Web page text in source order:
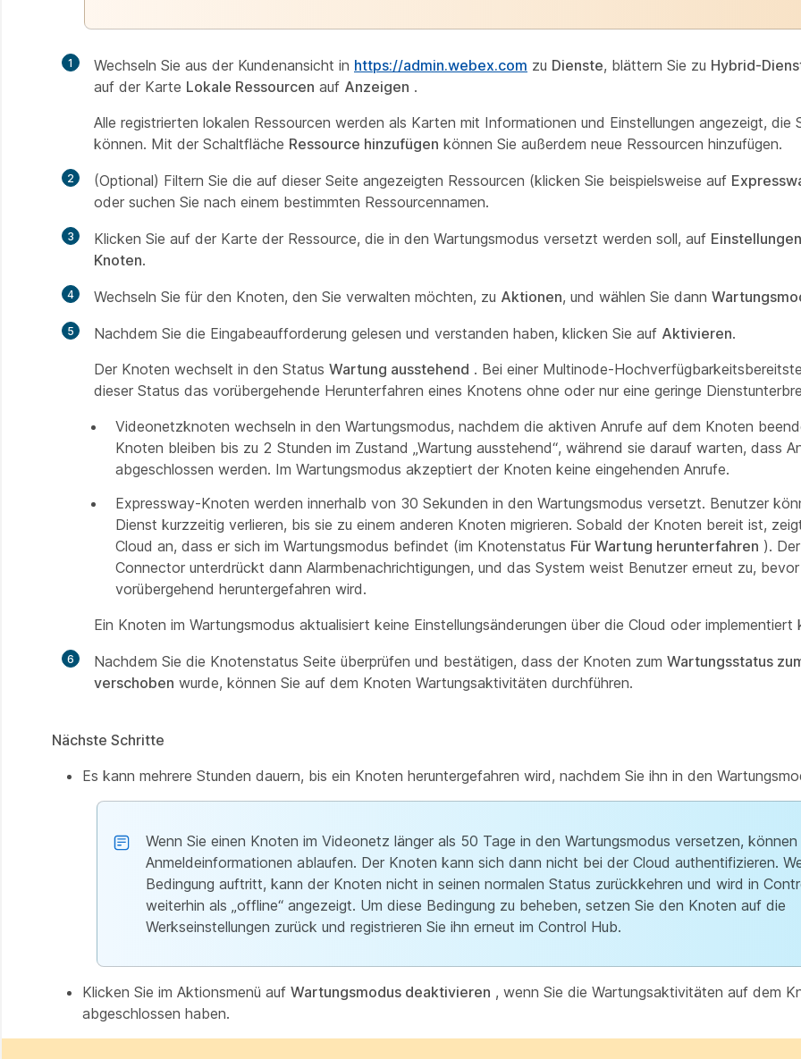
1 Wechseln Sie aus der Kundenansicht in https://admin.webex.com zu Dienste, blättern Sie zu Hybrid-
auf der Karte Lokale Ressourcen auf Anzeigen .
Alle registrierten lokalen Ressourcen werden als Karten mit Informationen und Einstellungen angezeigt, die
können. Mit der Schaltfläche Ressource hinzufügen können Sie außerdem neue Ressourcen hinzufügen.
2 (Optional) Filtern Sie die auf dieser Seite angezeigten Ressourcen (klicken Sie beispielsweise auf
oder suchen Sie nach einem bestimmten Ressourcennamen.
3 Klicken Sie auf der Karte der Ressource, die in den Wartungsmodus versetzt werden soll, auf Einstellungen
Knoten.
4 Wechseln Sie für den Knoten, den Sie verwalten möchten, zu Aktionen, und wählen Sie dann
5 Nachdem Sie die Eingabeaufforderung gelesen und verstanden haben, klicken Sie auf Aktivieren.
Der Knoten wechselt in den Status Wartung ausstehend . Bei einer Multinode-
dieser Status das vorübergehende Herunterfahren eines Knotens ohne oder nur eine geringe
Videonetzknoten wechseln in den Wartungsmodus, nachdem die aktiven Anrufe auf dem Knoten
Knoten bleiben bis zu 2 Stunden im Zustand „Wartung ausstehend“, während sie darauf warten, dass
abgeschlossen werden. Im Wartungsmodus akzeptiert der Knoten keine eingehenden Anrufe.
Expressway-Knoten werden innerhalb von 30 Sekunden in den Wartungsmodus versetzt. Benutzer
Dienst kurzzeitig verlieren, bis sie zu einem anderen Knoten migrieren. Sobald der Knoten bereit ist,
Cloud an, dass er sich im Wartungsmodus befindet (im Knotenstatus Für Wartung herunterfahren ).
Connector unterdrückt dann Alarmbenachrichtigungen, und das System weist Benutzer erneut zu,
vorübergehend heruntergefahren wird.
Ein Knoten im Wartungsmodus aktualisiert keine Einstellungsänderungen über die Cloud oder implementiert
6 Nachdem Sie die Knotenstatus Seite überprüfen und bestätigen, dass der Knoten zum Wartungsstatus
verschoben wurde, können Sie auf dem Knoten Wartungsaktivitäten durchführen.
Nächste Schritte
Es kann mehrere Stunden dauern, bis ein Knoten heruntergefahren wird, nachdem Sie ihn in den
Wenn Sie einen Knoten im Videonetz länger als 50 Tage in den Wartungsmodus versetzen, können
Anmeldeinformationen ablaufen. Der Knoten kann sich dann nicht bei der Cloud authentifizieren.
Bedingung auftritt, kann der Knoten nicht in seinen normalen Status zurückkehren und wird in
weiterhin als „offline“ angezeigt. Um diese Bedingung zu beheben, setzen Sie den Knoten auf die
Werkseinstellungen zurück und registrieren Sie ihn erneut im Control Hub.
Klicken Sie im Aktionsmenü auf Wartungsmodus deaktivieren , wenn Sie die Wartungsaktivitäten auf dem
abgeschlossen haben.